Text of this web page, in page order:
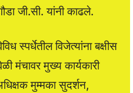
जी.सी. यांनी काढले.
स्पर्धेतील विजेत्यांना बक्षीस
मंचावर मुख्य कार्यकारी
मुम्मका सुदर्शन,